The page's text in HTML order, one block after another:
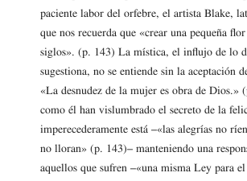
paciente labor del orfebre, el artista Blake,
que nos recuerda que «crear una pequeña
siglos». (p. 143) La mística, el influjo de lo
sugestiona, no se entiende sin la aceptación
«La desnudez de la mujer es obra de Dios.»
como él han vislumbrado el secreto de la
imperecederamente está –«las alegrías no
no lloran» (p. 143)– manteniendo una
aquellos que sufren –«una misma Ley para